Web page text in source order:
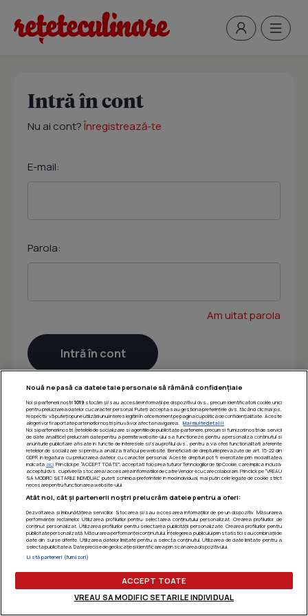
Intră în cont
Nu ai cont?Înregistrează-te
E-mail:
Parola:
Am uitat parola
Nouă ne pasă ca datele tale personale să rămână confidențiale
Noi și partenerii noștri 1019stocăm și/sau accesăm informații pe dispozitivul dvs., precum identificatorii cookie unici
pentru prelucrarea datelor cu caracter personal. Puteți accepta sau gestiona preferințele dvs. făcând clic mai jos,
respectiv vă puteți opune utilizării unui interes legitim în orice moment pe pagina cu politica de confidențialitate. Aceste
alegeri vor fi raportate partenerilor noștri și nu vă vor afecta navigarea.
Mai multe detalii
Noi si partenerii nostri (retelele de socializare si agentiile de publicitate partenere, precum si furnizorii nostri de servicii
de date analitice) prelucram date pentru a permite website-ului sa functioneze, pentru a personaliza continutul si
anunturile publicitare afisate in functie de interesele si/sau profilul dvs., pentru a va oferi functionalitati aferente
retelelor de socializare si pentru a analiza traficul pe website. Beneficiati de drepturile prevazute de art. 15-22 din
GDPR in legatura cu prelucrarea datelor cu caracter personal. Aceste drepturi pot fi exercitate prin modalitatea
indicata aici. Prin click pe “ACCEPT TOATE”, acceptati folosirea tuturor Tehnologiilor de tip Cookie, care implica inclusiv
acceptul dvs. cu privire la stocarea/accesarea informatiilor de catre Vendor-ii cu care colaboram. Prin click pe “VREAU
SA MODIFIC SETARILE INDIVIDUAL” puteti schimba preferintele in mod individual, mai putin cele legate de cookie strict
necesare pentru functionarea website-ului.
Atât noi, cât și partenerii noștri prelucrăm datele pentru a oferi:
Dezvoltarea și îmbunătățirea serviciilor. Stocarea și/sau accesarea informațiilor de pe un dispozitiv. Măsurarea
performanței reclamelor. Utilizarea profilurilor pentru selectarea conținutului personalizat. Crearea profilurilor de
conținut personalizat. Utilizarea profilurilor pentru selectarea publicității personalizate. Crearea profilurilor pentru
publicitate personalizată. Măsurarea performanței conținutului. Înțelegerea publicului prin statistici sau combinații de
date din surse diferite. Utilizarea datelor limitate pentru a selecta conținutul. Utilizarea de date limitate pentru a
selecta publicitatea. Date precise de geolocație și identificarea prin scanarea dispozitivului.
Listă parteneri (furnizori)
ACCEPT TOATE
VREAU SA MODIFIC SETARILE INDIVIDUAL